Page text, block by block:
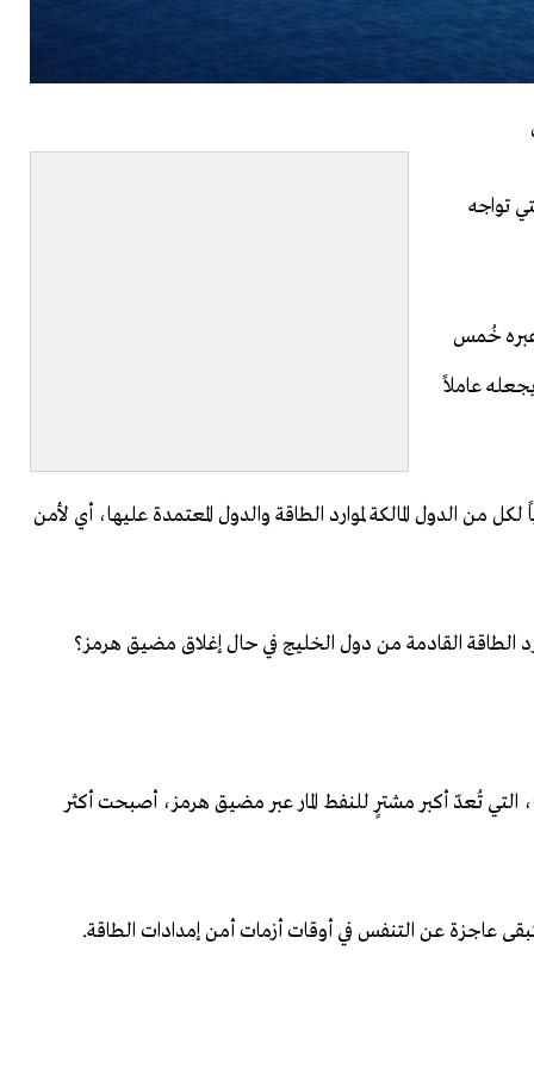
تواجه
عبره خُمس
عاملاً
من الدول المالكة لموارد الطاقة والدول المعتمدة عليها، أي لأمن
الطاقة القادمة من دول الخليج في حال إغلاق مضيق هرمز؟
تُعدّ أكبر مشترٍ للنفط المار عبر مضيق هرمز، أصبحت أكثر
عاجزة عن التنفس في أوقات أزمات أمن إمدادات الطاقة.